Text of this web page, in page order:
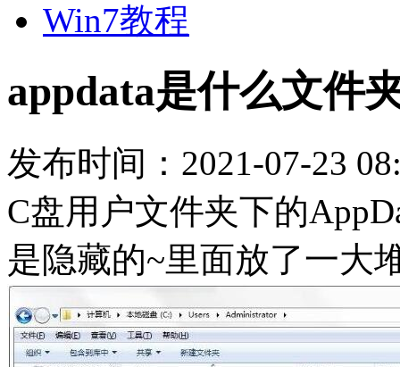
Win7教程
appdata是什么文件
发布时间：2021-07-23
C盘用户文件夹下的
是隐藏的~里面放了一大